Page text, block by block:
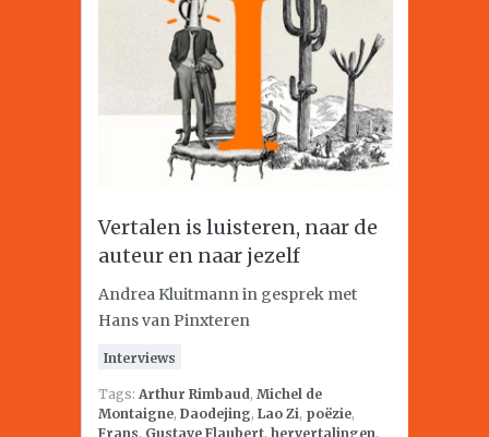
Vertalen is luisteren, naar de
auteur en naar jezelf
Andrea Kluitmann in gesprek met
Hans van Pinxteren
Interviews
Tags: Arthur Rimbaud, Michel de
Montaigne, Daodejing, Lao Zi, poëzie,
Frans, Gustave Flaubert, hervertalingen,